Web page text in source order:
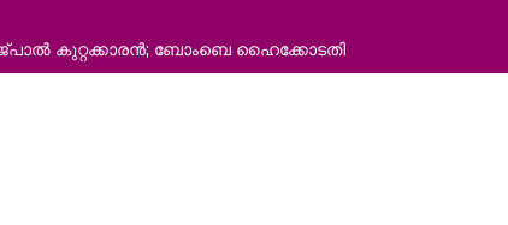
കുറ്റക്കാരന്‍; ബോംബെ ഹൈക്കോടതി